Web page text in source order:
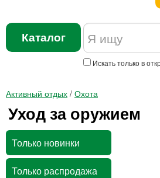
Каталог
Искать только в
Активный отдых / Охота
Уход за оружием
Только новинки
Только распродажа